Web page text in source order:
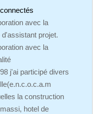
avec la
projet.
avec la
j'ai participé divers
la construction
hotel de